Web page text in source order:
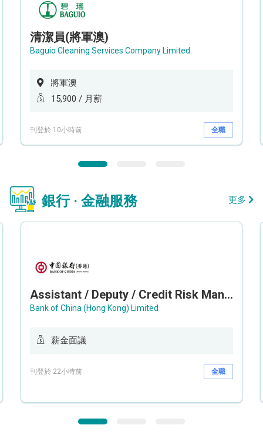
清潔員(將軍澳)
Baguio Cleaning Services Company Limited
將軍澳
15,900 / 月薪
刊登於 10小時前 全職
銀行 · 金融服務 更多
Assistant / Deputy / Credit Risk Manager (Credit Monitoring)
Bank of China (Hong Kong) Limited
薪金面議
刊登於 22小時前 全職